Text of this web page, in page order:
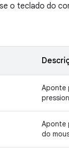
o teclado do
Aponte
Aponte
do